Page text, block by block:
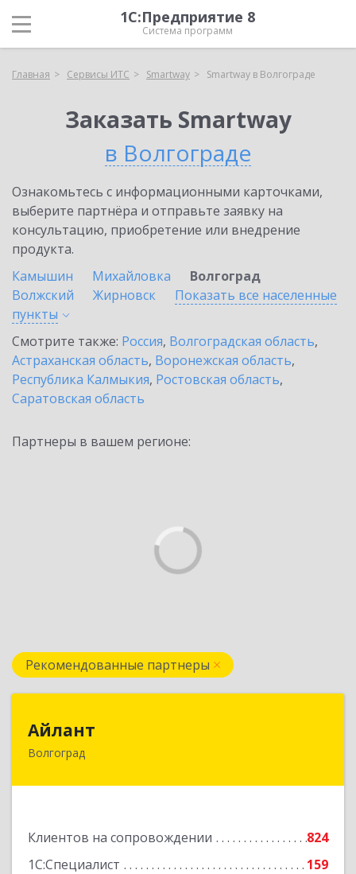
1С:Предприятие 8
Система программ
Главная Сервисы ИТС Smartway Smartway в Волгограде
Заказать Smartway
в Волгограде
Ознакомьтесь с информационными карточками,
выберите партнёра и отправьте заявку на
консультацию, приобретение или внедрение
продукта.
Камышин
Михайловка
Волгоград
Волжский
Жирновск
Показать все населенные
пункты
Смотрите также: Россия, Волгоградская область,
Астраханская область, Воронежская область,
Республика Калмыкия, Ростовская область,
Саратовская область
Партнеры в вашем регионе:
Рекомендованные партнеры
Айлант
Волгоград
Клиентов на сопровождении
824
1С:Специалист
159
400001, Волгоградская обл, Волгоград г, им